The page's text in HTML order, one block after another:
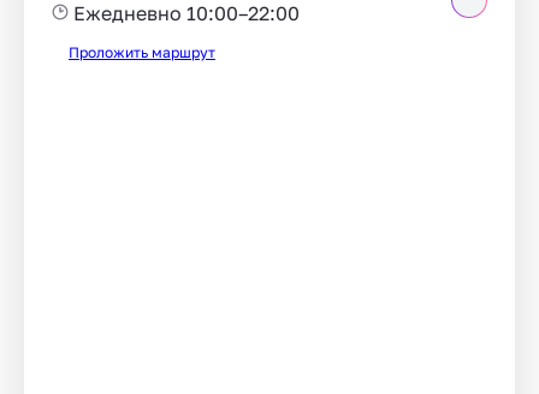
Ежедневно 10:00–22:00
Проложить маршрут